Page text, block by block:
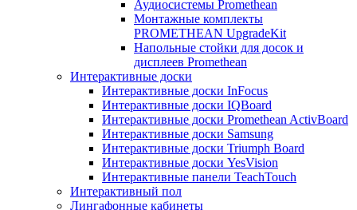
Аудиосистемы Promethean
Монтажные комплекты
PROMETHEAN UpgradeKit
Напольные стойки для досок и
дисплеев Promethean
Интерактивные доски
Интерактивные доски InFocus
Интерактивные доски IQBoard
Интерактивные доски Promethean ActivBoard
Интерактивные доски Samsung
Интерактивные доски Triumph Board
Интерактивные доски YesVision
Интерактивные панели TeachTouch
Интерактивный пол
Лингафонные кабинеты